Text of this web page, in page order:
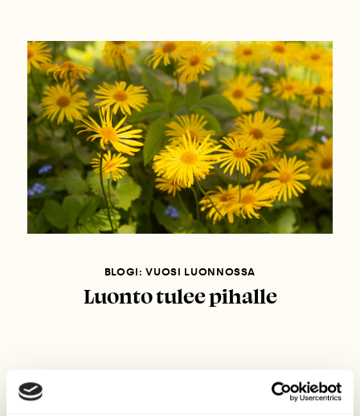
BLOGI: VUOSI LUONNOSSA
Luonto tulee pihalle